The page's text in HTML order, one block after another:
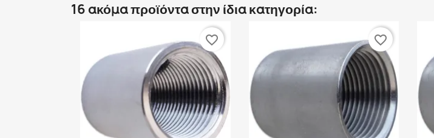
16 ακόμα προϊόντα στην ίδια κατηγορία:
favorite_border favorite_border